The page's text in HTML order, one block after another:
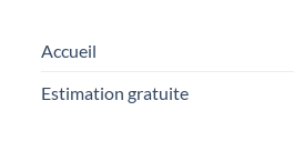
Accueil
Estimation gratuite